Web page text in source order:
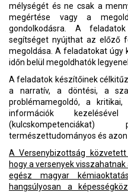
mélységét és ne csak a
megértése vagy a
gondolkodásra. A
segítséget nyújthat az előző
megoldása. A feladatokat úgy
időn belül megoldhatók
A feladatok készítőinek
a narratív, a döntési, a
problémamegoldó, a
információk
természettudományos és azon
A Versenybizottság
hogy a versenyek
egész magyar
hangsúlyosan a